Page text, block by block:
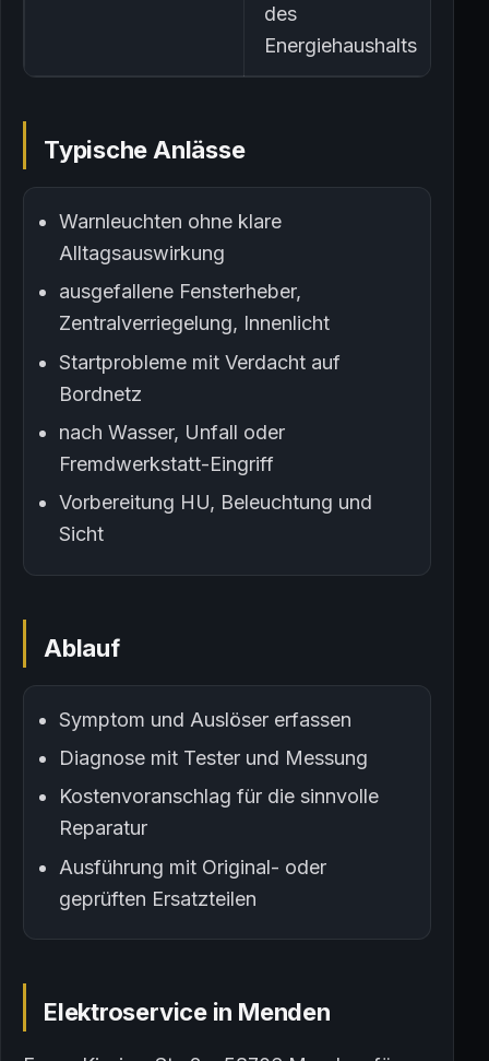
des
Energiehaushalts
Typische Anlässe
Warnleuchten ohne klare
Alltagsauswirkung
ausgefallene Fensterheber,
Zentralverriegelung, Innenlicht
Startprobleme mit Verdacht auf
Bordnetz
nach Wasser, Unfall oder
Fremdwerkstatt-Eingriff
Vorbereitung HU, Beleuchtung und
Sicht
Ablauf
Symptom und Auslöser erfassen
Diagnose mit Tester und Messung
Kostenvoranschlag für die sinnvolle
Reparatur
Ausführung mit Original- oder
geprüften Ersatzteilen
Elektroservice in Menden